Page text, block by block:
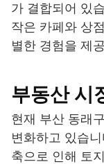
가 결합되어 있
작은 카페와 상
별한 경험을 제
부동산 시
현재 부산 동래
변화하고 있습
축으로 인해 토